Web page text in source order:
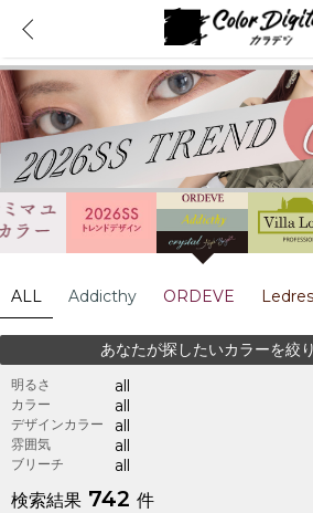
ALL Addicthy ORDEVE
あなたが探したいカラーを絞
明るさ all
カラー all
デザインカラー all
雰囲気 all
ブリーチ all
検索結果 742 件